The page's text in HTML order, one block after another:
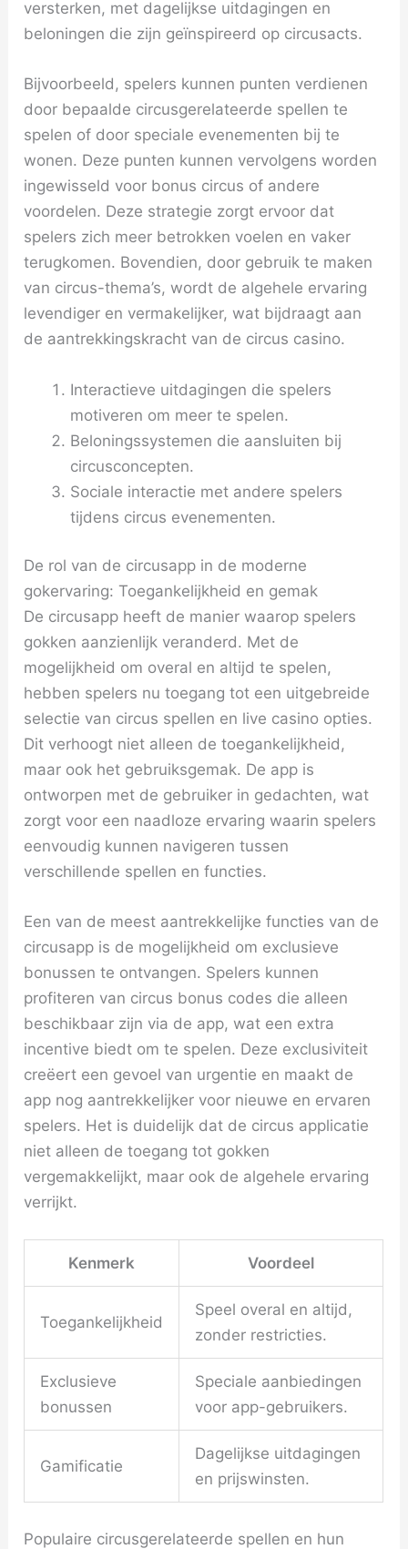
versterken, met dagelijkse uitdagingen en
beloningen die zijn geïnspireerd op circusacts.
Bijvoorbeeld, spelers kunnen punten verdienen
door bepaalde circusgerelateerde spellen te
spelen of door speciale evenementen bij te
wonen. Deze punten kunnen vervolgens worden
ingewisseld voor bonus circus of andere
voordelen. Deze strategie zorgt ervoor dat
spelers zich meer betrokken voelen en vaker
terugkomen. Bovendien, door gebruik te maken
van circus-thema’s, wordt de algehele ervaring
levendiger en vermakelijker, wat bijdraagt aan
de aantrekkingskracht van de circus casino.
Interactieve uitdagingen die spelers
motiveren om meer te spelen.
Beloningssystemen die aansluiten bij
circusconcepten.
Sociale interactie met andere spelers
tijdens circus evenementen.
De rol van de circusapp in de moderne
gokervaring: Toegankelijkheid en gemak
De circusapp heeft de manier waarop spelers
gokken aanzienlijk veranderd. Met de
mogelijkheid om overal en altijd te spelen,
hebben spelers nu toegang tot een uitgebreide
selectie van circus spellen en live casino opties.
Dit verhoogt niet alleen de toegankelijkheid,
maar ook het gebruiksgemak. De app is
ontworpen met de gebruiker in gedachten, wat
zorgt voor een naadloze ervaring waarin spelers
eenvoudig kunnen navigeren tussen
verschillende spellen en functies.
Een van de meest aantrekkelijke functies van de
circusapp is de mogelijkheid om exclusieve
bonussen te ontvangen. Spelers kunnen
profiteren van circus bonus codes die alleen
beschikbaar zijn via de app, wat een extra
incentive biedt om te spelen. Deze exclusiviteit
creëert een gevoel van urgentie en maakt de
app nog aantrekkelijker voor nieuwe en ervaren
spelers. Het is duidelijk dat de circus applicatie
niet alleen de toegang tot gokken
vergemakkelijkt, maar ook de algehele ervaring
verrijkt.
Kenmerk Voordeel
Toegankelijkheid
Speel overal en altijd,
zonder restricties.
Exclusieve
bonussen
Speciale aanbiedingen
voor app-gebruikers.
Gamificatie
Dagelijkse uitdagingen
en prijswinsten.
Populaire circusgerelateerde spellen en hun